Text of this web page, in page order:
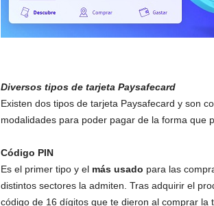
Diversos tipos de tarjeta Paysafecard
Existen dos tipos de tarjeta Paysafecard y son
modalidades para poder pagar de la forma que
Código PIN
Es el primer tipo y elmás usado para las
distintos sectores la admiten. Tras adquirir el
código de 16 dígitos que te dieron al comprar